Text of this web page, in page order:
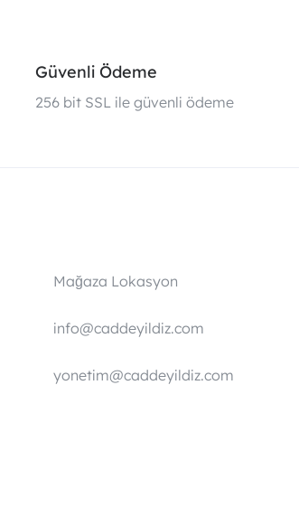
Güvenli Ödeme
256 bit SSL ile güvenli ödeme
Mağaza Lokasyon
info@caddeyildiz.com
yonetim@caddeyildiz.com